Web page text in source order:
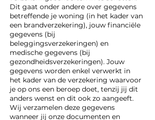
Dit gaat onder andere over gegevens
betreffende je woning (in het kader van
een brandverzekering), jouw financiële
gegevens (bij
beleggingsverzekeringen) en
medische gegevens (bij
gezondheidsverzekeringen). Jouw
gegevens worden enkel verwerkt in
het kader van de verzekering waarvoor
je op ons een beroep doet, tenzij jij dit
anders wenst en dit ook zo aangeeft.
Wij verzamelen deze gegevens
wanneer jij onze documenten en